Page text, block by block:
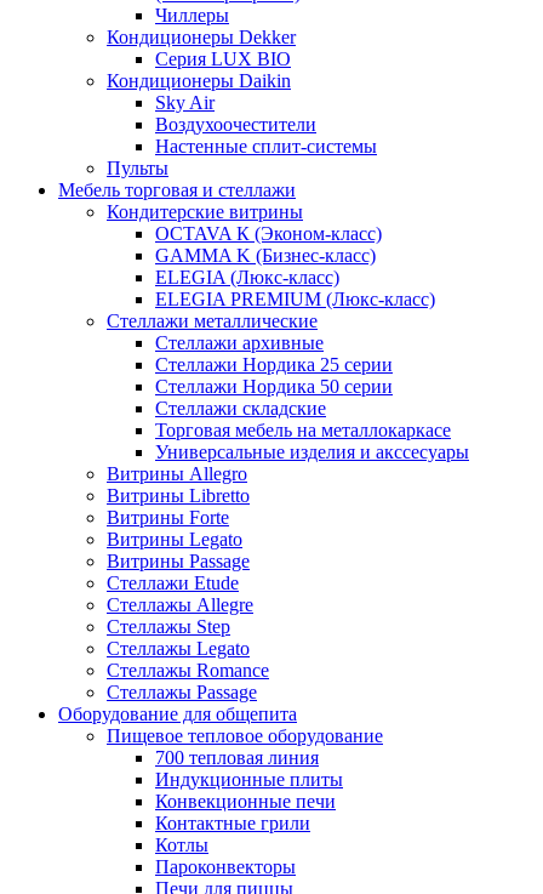
Чиллеры
Кондиционеры Dekker
Серия LUX BIO
Кондиционеры Daikin
Sky Air
Воздухоочестители
Настенные сплит-системы
Пульты
Мебель торговая и стеллажи
Кондитерские витрины
OCTAVA К (Эконом-класс)
GAMMA K (Бизнес-класс)
ELEGIA (Люкс-класс)
ELEGIA PREMIUM (Люкс-класс)
Стеллажи металлические
Стеллажи архивные
Стеллажи Нордика 25 серии
Стеллажи Нордика 50 серии
Стеллажи складские
Торговая мебель на металлокаркасе
Универсальные изделия и акссесуары
Витрины Allegro
Витрины Libretto
Витрины Forte
Витрины Legato
Витрины Passage
Стеллажи Etude
Стеллажы Allegre
Стеллажы Step
Стеллажы Legato
Стеллажы Romance
Стеллажы Passage
Оборудование для общепита
Пищевое тепловое оборудование
700 тепловая линия
Индукционные плиты
Конвекционные печи
Контактные грили
Котлы
Пароконвекторы
Печи для пиццы